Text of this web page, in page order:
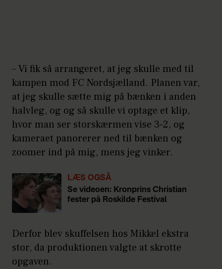
– Vi fik så arrangeret, at jeg skulle med til
kampen mod FC Nordsjælland. Planen var,
at jeg skulle sætte mig på bænken i anden
halvleg, og og så skulle vi optage et klip,
hvor man ser storskærmen vise 3-2, og
kameraet panorerer ned til bænken og
zoomer ind på mig, mens jeg vinker.
LÆS OGSÅ
Se videoen: Kronprins Christian
fester på Roskilde Festival
Derfor blev skuffelsen hos Mikkel ekstra
stor, da produktionen valgte at skrotte
opgaven.